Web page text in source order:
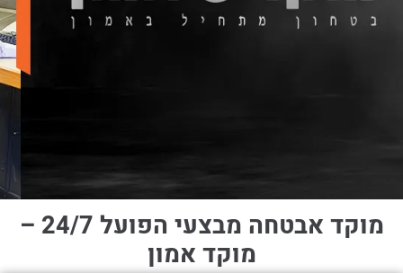
מוקד אבטחה מבצעי הפועל 24/7 –
מוקד אמון